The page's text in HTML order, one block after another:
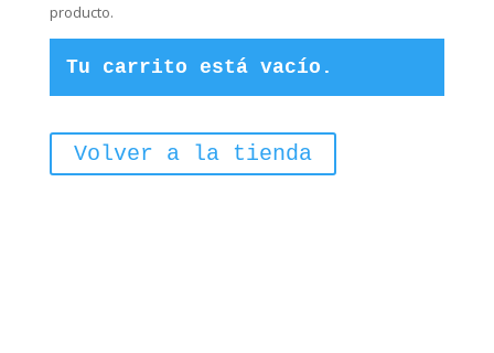
producto.
Tu carrito está vacío.
Volver a la tienda